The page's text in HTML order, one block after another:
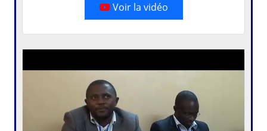
Voir la vidéo